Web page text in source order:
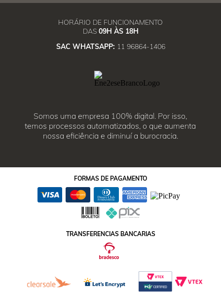
HORÁRIO DE FUNCIONAMENTO
DAS 09H ÀS 18H
SAC WHATSAPP: 11 96864-1406
Somos uma empresa 100% digital. Por isso,
temos processos automatizados, o que aumenta
nossa eficiência e diminuí a burocracia.
FORMAS DE PAGAMENTO
TRANSFERENCIAS BANCARIAS